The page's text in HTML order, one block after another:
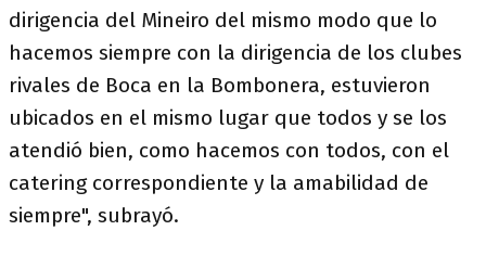
dirigencia del Mineiro del mismo modo que lo
hacemos siempre con la dirigencia de los clubes
rivales de Boca en la Bombonera, estuvieron
ubicados en el mismo lugar que todos y se los
atendió bien, como hacemos con todos, con el
catering correspondiente y la amabilidad de
siempre", subrayó.